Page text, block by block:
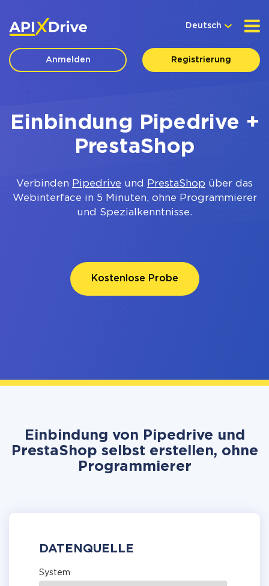
Deutsch
Anmelden Registrierung
Einbindung Pipedrive +
PrestaShop
Verbinden Pipedrive und PrestaShop über das
Webinterface in 5 Minuten, ohne Programmierer
und Spezialkenntnisse.
Kostenlose Probe
Einbindung von Pipedrive und
PrestaShop selbst erstellen, ohne
Programmierer
DATENQUELLE
System